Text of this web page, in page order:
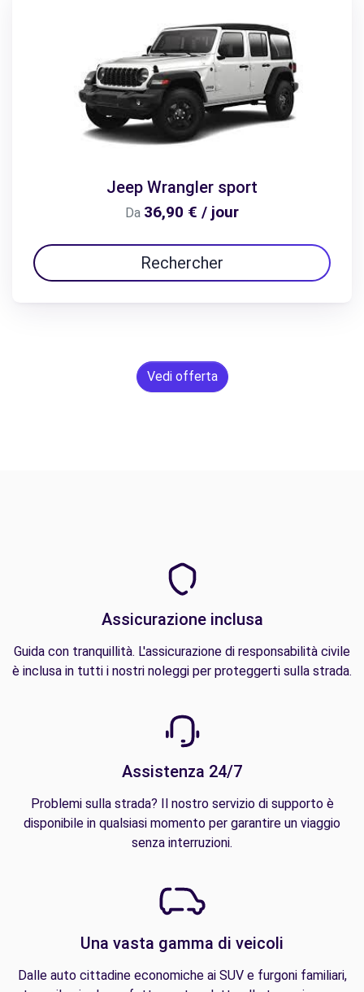
Jeep Wrangler sport
Da 36,90 € / jour
Rechercher
Vedi offerta
Assicurazione inclusa
Guida con tranquillità. L'assicurazione di responsabilità civile
è inclusa in tutti i nostri noleggi per proteggerti sulla strada.
Assistenza 24/7
Problemi sulla strada? Il nostro servizio di supporto è
disponibile in qualsiasi momento per garantire un viaggio
senza interruzioni.
Una vasta gamma di veicoli
Dalle auto cittadine economiche ai SUV e furgoni familiari,